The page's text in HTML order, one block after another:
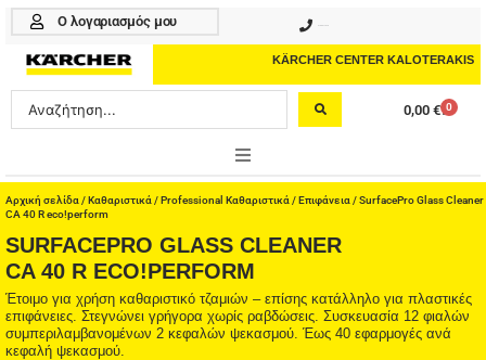
Μετάβαση
περιεχόμενο
Ο λογαριασμός μου
KÄRCHER CENTER KALOTERAKIS
Search
...
0,00 € 0
Cart
ONLINE SHOP
HOME & GARDEN
PROFESSIONAL
ΑΞΕΣΟΥΑΡ
Αρχική σελίδα /Καθαριστικά /Professional Καθαριστικά /Επιφάνεια / SurfacePro Glass Cleaner
CA 40 R eco!perform
SURFACEPRO GLASS CLEANER
CA 40 R ECO!PERFORM
Έτοιμο για χρήση καθαριστικό τζαμιών – επίσης κατάλληλο για πλαστικές
επιφάνειες. Στεγνώνει γρήγορα χωρίς ραβδώσεις. Συσκευασία 12 φιαλών
συμπεριλαμβανομένων 2 κεφαλών ψεκασμού. Έως 40 εφαρμογές ανά
κεφαλή ψεκασμού.